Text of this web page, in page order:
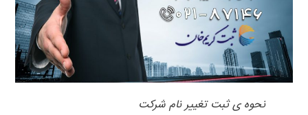
نحوه ی ثبت تغییر نام شرکت